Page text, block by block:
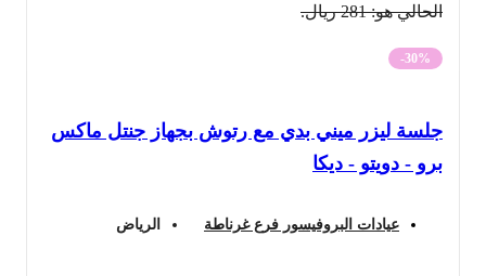
الحالي هو: 281 ريال.
-30%
جلسة ليزر ميني بدي مع رتوش بجهاز جنتل ماكس
برو - دويتو - ديكا
عيادات البروفيسور فرع غرناطة الرياض